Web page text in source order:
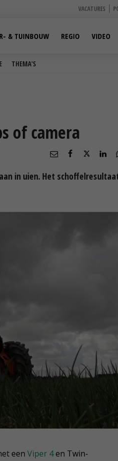
VACATURES
THEMA'S
& TUINBOUW REGIO VIDEO
of camera
in uien. Het
een Viper 4en Twin-